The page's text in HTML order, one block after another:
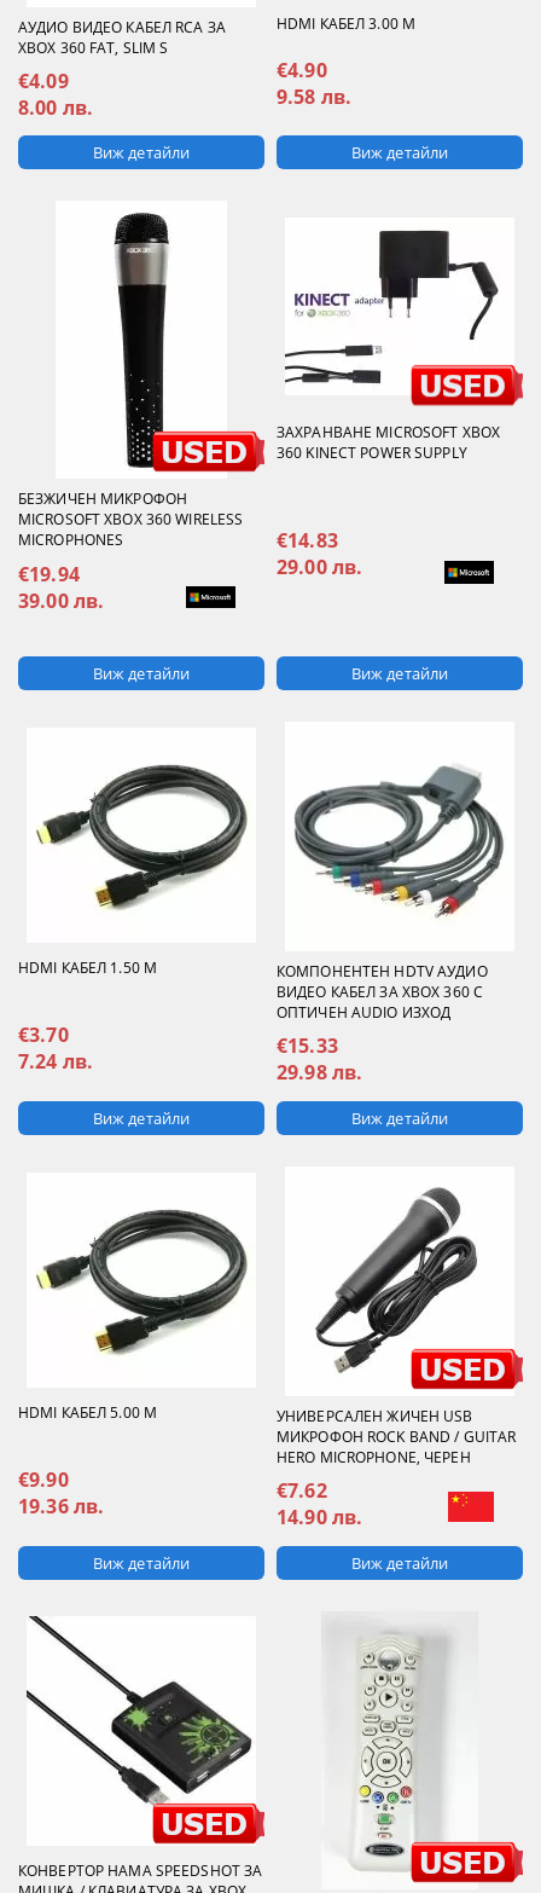
АУДИО ВИДЕО КАБЕЛ RCA ЗА
XBOX 360 FAT, SLIM S
€4.09
8.00 лв.
Виж детайли
HDMI КАБЕЛ 3.00 М
€4.90
9.58 лв.
Виж детайли
БЕЗЖИЧЕН МИКРОФОН
MICROSOFT XBOX 360 WIRELESS
MICROPHONES
€19.94
39.00 лв.
Виж детайли
ЗАХРАНВАНЕ MICROSOFT XBOX
360 KINECT POWER SUPPLY
€14.83
29.00 лв.
Виж детайли
HDMI КАБЕЛ 1.50 М
€3.70
7.24 лв.
Виж детайли
КОМПОНЕНТЕН HDTV АУДИО
ВИДЕО КАБЕЛ ЗА XBOX 360 С
ОПТИЧЕН AUDIO ИЗХОД
€15.33
29.98 лв.
Виж детайли
HDMI КАБЕЛ 5.00 М
€9.90
19.36 лв.
Виж детайли
УНИВЕРСАЛЕН ЖИЧЕН USB
МИКРОФОН ROCK BAND / GUITAR
HERO MICROPHONE, ЧЕРЕН
€7.62
14.90 лв.
Виж детайли
КОНВЕРТОР HAMA SPEEDSHOT ЗА